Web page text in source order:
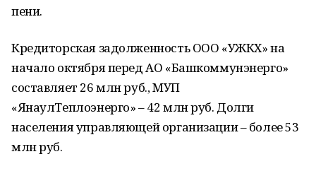
пени.
Кредиторская задолженность ООО «УЖКХ» на
начало октября перед АО «Башкоммунэнерго»
составляет 26 млн руб., МУП
«ЯнаулТеплоэнерго» – 42 млн руб. Долги
населения управляющей организации – более 53
млн руб.